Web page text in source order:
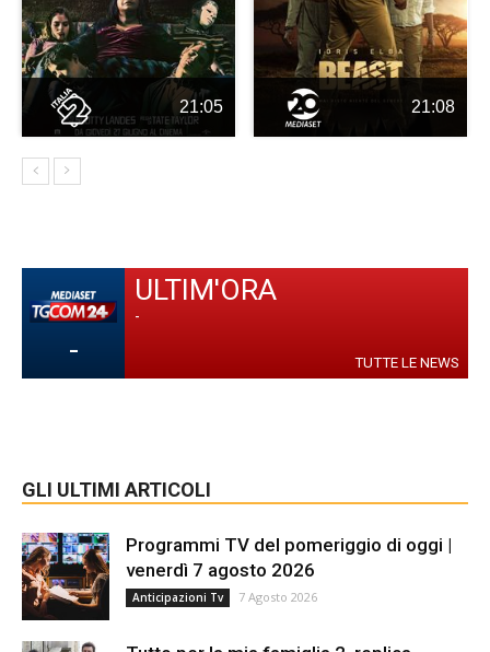
21:05 21:08
-
ULTIM'ORA
-
TUTTE LE NEWS
GLI ULTIMI ARTICOLI
Programmi TV del pomeriggio di oggi |
venerdì 7 agosto 2026
Anticipazioni Tv 7 Agosto 2026